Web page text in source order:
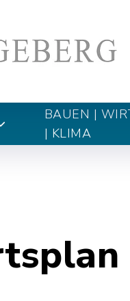
BAUEN |
| KLIMA